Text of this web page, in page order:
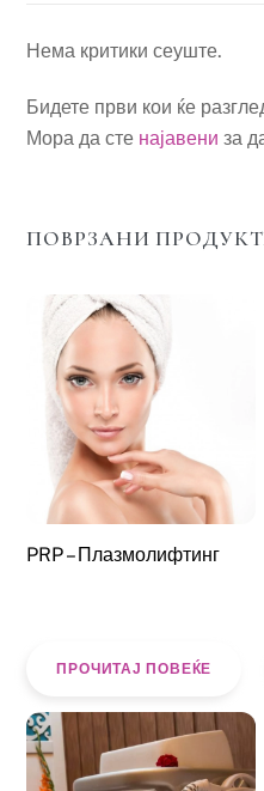
Нема критики сеуште.
Бидете први кои ќе
Мора да сте најавени за
ПОВРЗАНИ
PRP – Плазмолифтинг
ПРОЧИТАЈ ПОВЕЌЕ